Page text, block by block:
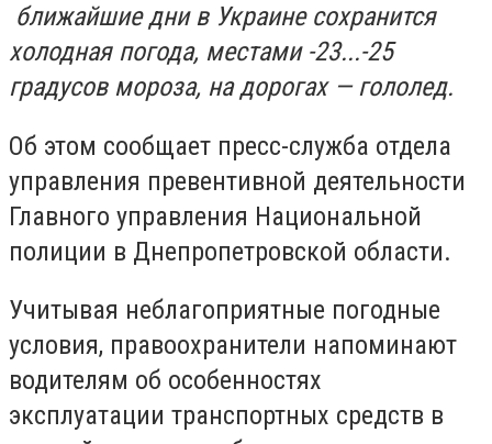
ближайшие дни в Украине сохранится
холодная погода, местами -23...-25
градусов мороза, на дорогах — гололед.
Об этом сообщает пресс-служба отдела
управления превентивной деятельности
Главного управления Национальной
полиции в Днепропетровской области.
Учитывая неблагоприятные погодные
условия, правоохранители напоминают
водителям об особенностях
эксплуатации транспортных средств в